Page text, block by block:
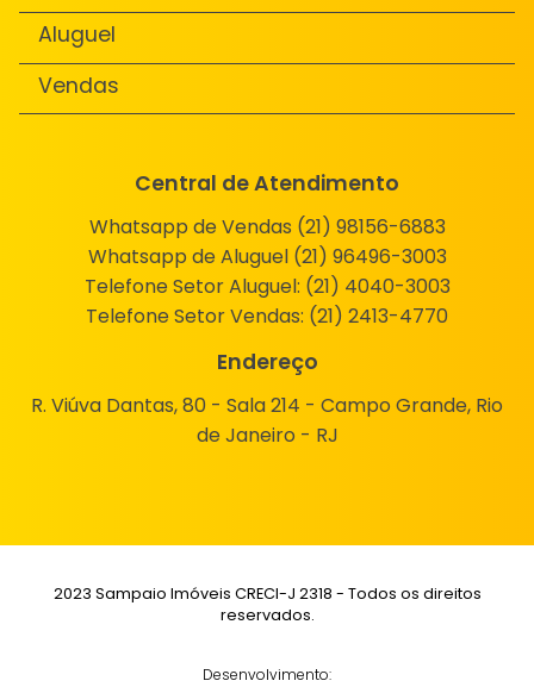
Aluguel
Vendas
Central de Atendimento
Whatsapp de Vendas (21) 98156-6883
Whatsapp de Aluguel (21) 96496-3003
Telefone Setor Aluguel: (21) 4040-3003
Telefone Setor Vendas: (21) 2413-4770
Endereço
R. Viúva Dantas, 80 - Sala 214 - Campo Grande, Rio
de Janeiro - RJ
2023 Sampaio Imóveis CRECI-J 2318 - Todos os direitos
reservados.
Desenvolvimento: